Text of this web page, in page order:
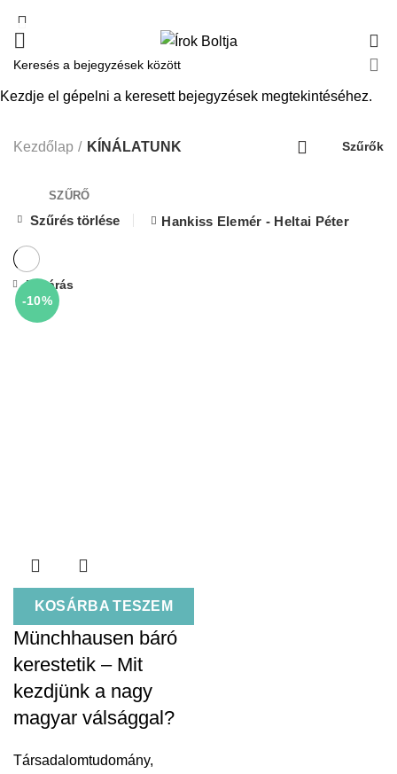
KÍNÁLATUNK
Kezdőlap KÍNÁLATUNK Szűrők
SZŰRŐ
Szűrés törlése Hankiss Elemér - Heltai Péter
-10%
KOSÁRBA TESZEM
Bezárás
Münchhausen báró
kerestetik – Mit
kezdjünk a nagy
magyar válsággal?
Társadalomtudomány,
Kezdje el gépelni a keresett bejegyzések megtekintéséhez.